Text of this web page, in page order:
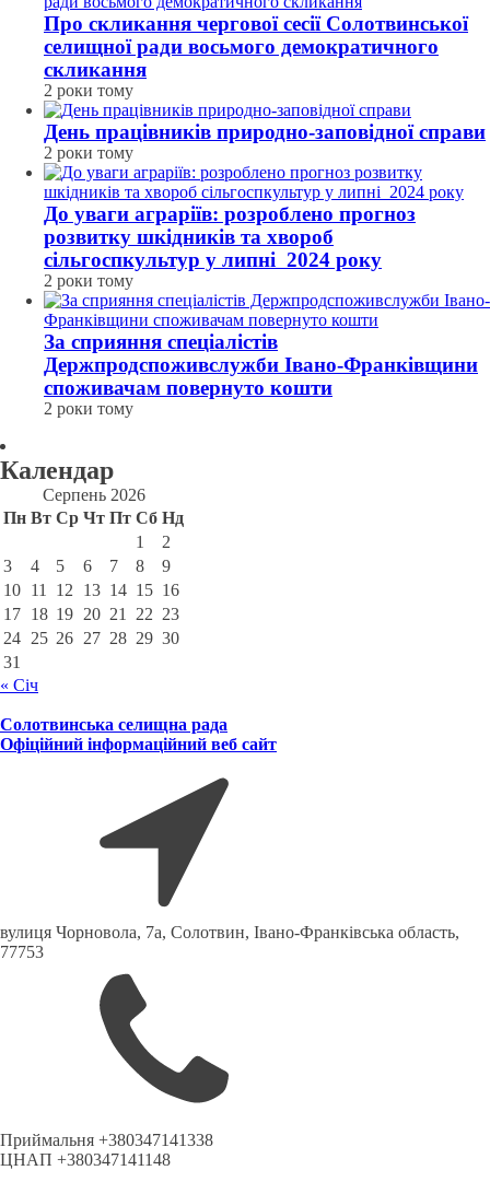
Про скликання чергової сесії Солотвинської
селищної ради восьмого демократичного
скликання
2 роки тому
День працівників природно-заповідної справи
2 роки тому
До уваги аграріїв: розроблено прогноз
розвитку шкідників та хвороб
сільгоспкультур у липні 2024 року
2 роки тому
За сприяння спеціалістів
Держпродспоживслужби Івано-Франківщини
споживачам повернуто кошти
2 роки тому
Календар
Серпень 2026
Пн Вт Ср Чт Пт Сб Нд
1
2
3
4 5 6 7 8
9
10 11 12 13 14 15 16
17 18 19 20 21 22 23
24 25 26 27 28 29 30
31
« Січ
Солотвинська селищна рада
Офіційний інформаційний веб сайт
вулиця Чорновола, 7a, Солотвин, Івано-Франківська область,
77753
Приймальня +380347141338
ЦНАП +380347141148